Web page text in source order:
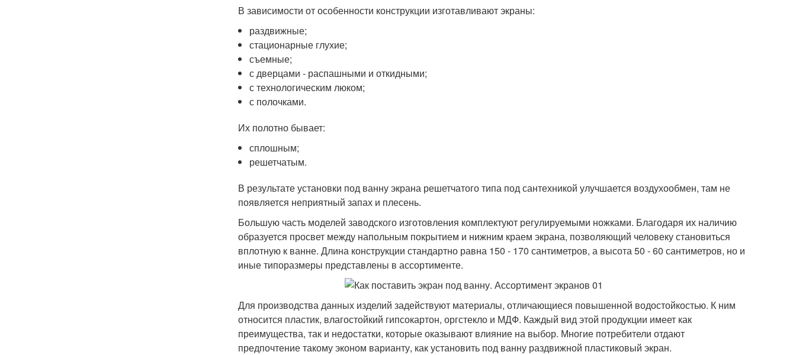
В зависимости от особенности конструкции изготавливают экраны:
раздвижные;
стационарные глухие;
съемные;
с дверцами - распашными и откидными;
с технологическим люком;
с полочками.
Их полотно бывает:
сплошным;
решетчатым.
В результате установки под ванну экрана решетчатого типа под сантехникой улучшается воздухообмен, там не
появляется неприятный запах и плесень.
Большую часть моделей заводского изготовления комплектуют регулируемыми ножками. Благодаря их наличию
образуется просвет между напольным покрытием и нижним краем экрана, позволяющий человеку становиться
вплотную к ванне. Длина конструкции стандартно равна 150 - 170 сантиметров, а высота 50 - 60 сантиметров, но и
иные типоразмеры представлены в ассортименте.
Для производства данных изделий задействуют материалы, отличающиеся повышенной водостойкостью. К ним
относится пластик, влагостойкий гипсокартон, оргстекло и МДФ. Каждый вид этой продукции имеет как
преимущества, так и недостатки, которые оказывают влияние на выбор. Многие потребители отдают
предпочтение такому эконом варианту, как установить под ванну раздвижной пластиковый экран.